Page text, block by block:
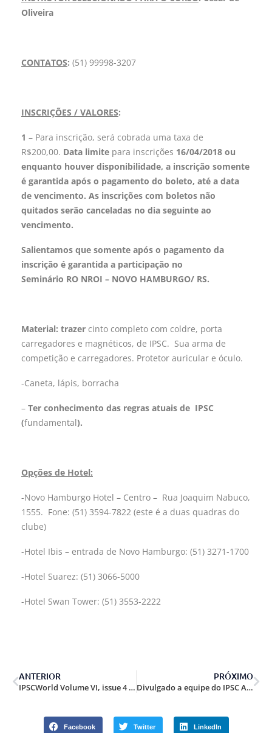
Oliveira
CONTATOS: (51) 99998-3207
INSCRIÇÕES / VALORES:
1 – Para inscrição, será cobrada uma taxa de
R$200,00. Data limite para inscrições 16/04/2018 ou
enquanto houver disponibilidade, a inscrição somente
é garantida após o pagamento do boleto, até a data
de vencimento. As inscrições com boletos não
quitados serão canceladas no dia seguinte ao
vencimento.
Salientamos que somente após o pagamento da
inscrição é garantida a participação no
Seminário RO NROI – NOVO HAMBURGO/ RS.
Material: trazer cinto completo com coldre, porta
carregadores e magnéticos, de IPSC. Sua arma de
competição e carregadores. Protetor auricular e óculo.
-Caneta, lápis, borracha
– Ter conhecimento das regras atuais de IPSC
(fundamental).
Opções de Hotel:
-Novo Hamburgo Hotel – Centro – Rua Joaquim Nabuco,
1555. Fone: (51) 3594-7822 (este é a duas quadras do
clube)
-Hotel Ibis – entrada de Novo Hamburgo: (51) 3271-1700
-Hotel Suarez: (51) 3066-5000
-Hotel Swan Tower: (51) 3553-2222
ANTERIOR
IPSCWorld Volume VI, issue 4 is now available.
PRÓXIMO
Divulgado a equipe do IPSC Action Air World Championship – Hong Kong 2018.
Facebook Twitter LinkedIn